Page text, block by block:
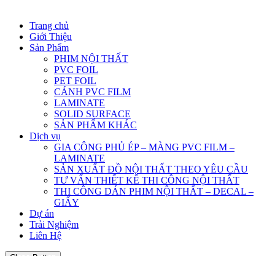
Trang chủ
Giới Thiệu
Sản Phẩm
PHIM NỘI THẤT
PVC FOIL
PET FOIL
CÁNH PVC FILM
LAMINATE
SOLID SURFACE
SẢN PHẨM KHÁC
Dịch vụ
GIA CÔNG PHỦ ÉP – MÀNG PVC FILM –
LAMINATE
SẢN XUẤT ĐỒ NỘI THẤT THEO YÊU CẦU
TƯ VẤN THIẾT KẾ THI CÔNG NỘI THẤT
THI CÔNG DÁN PHIM NỘI THẤT – DECAL –
GIẤY
Dự án
Trải Nghiệm
Liên Hệ